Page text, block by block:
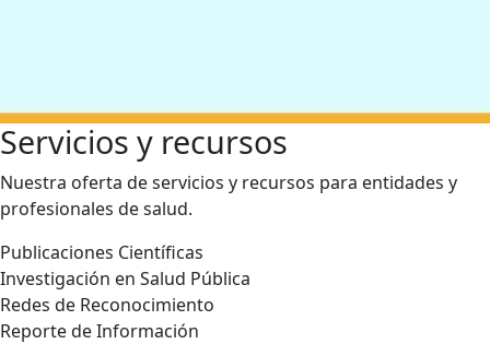
Servicios y recursos
Nuestra oferta de servicios y recursos para entidades y
profesionales de salud.
Publicaciones Científicas
Investigación en Salud Pública
Redes de Reconocimiento
Reporte de Información